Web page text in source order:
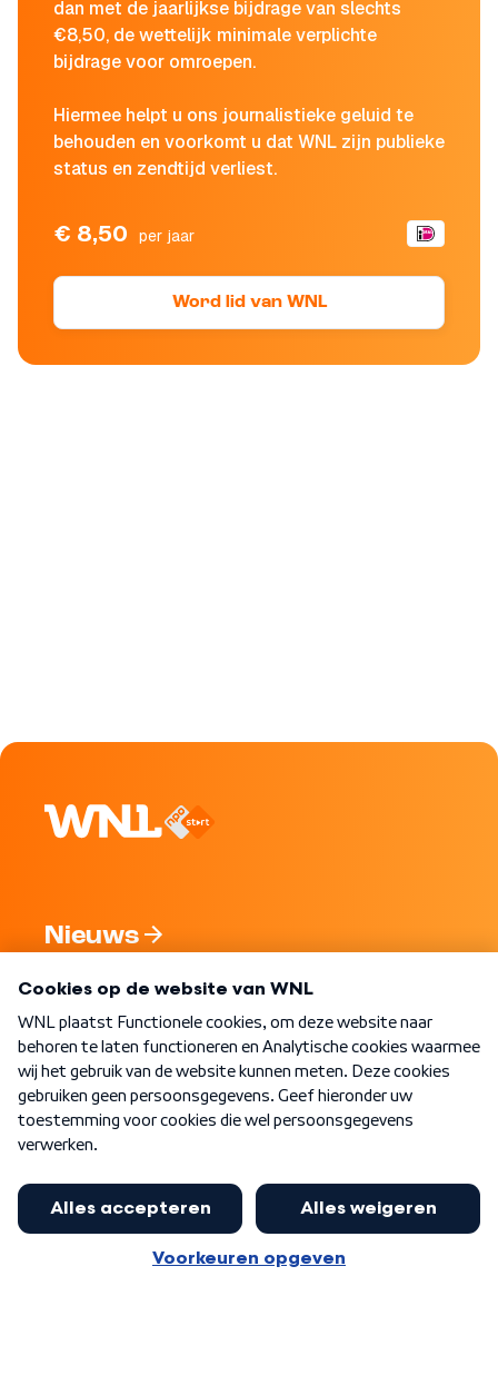
dan met de jaarlijkse bijdrage van slechts
€8,50, de wettelijk minimale verplichte
bijdrage voor omroepen.
Hiermee helpt u ons journalistieke geluid te
behouden en voorkomt u dat WNL zijn publieke
status en zendtijd verliest.
€ 8,50 per jaar
Word lid van WNL
Nieuws
Nieuwsbrief
Word Lid